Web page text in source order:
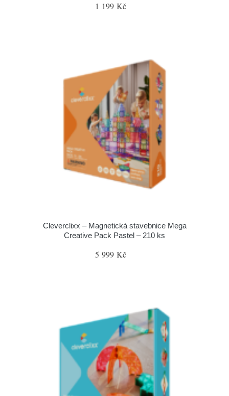
1 199 Kč
Cleverclixx – Magnetická stavebnice Mega
Creative Pack Pastel – 210 ks
5 999 Kč